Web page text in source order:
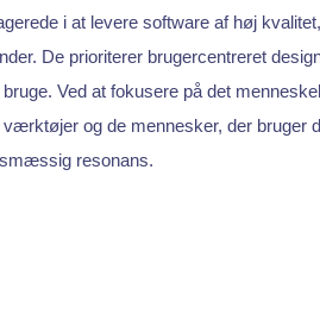
i at levere software af høj
De prioriterer brugercentreret
Ved at fokusere på det
og de mennesker, der bruger
resonans.